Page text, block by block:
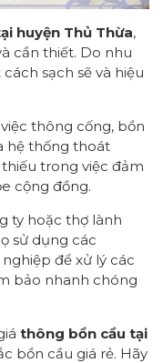
huyện Thủ Thừa,
cần thiết. Do nhu
sạch sẽ và hiệu
thông cống, bồn
hệ thống thoát
trong việc đảm
cộng đồng.
ty hoặc thợ lành
sử dụng các
để xử lý các
bảo nhanh chóng
thông bồn cầu tại
bồn cầu giá rẻ. Hãy